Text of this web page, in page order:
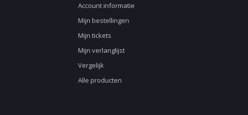
Account informatie
Mijn bestellingen
Mijn tickets
Mijn verlanglijst
Vergelijk
Alle producten